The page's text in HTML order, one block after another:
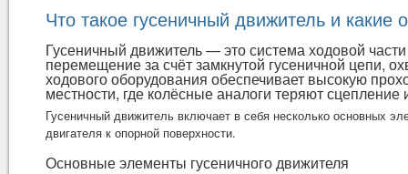
Что такое гусеничный движитель и какие
Гусеничный движитель — это система ходовой
перемещение за счёт замкнутой гусеничной цепи,
ходового оборудования обеспечивает высокую
местности, где колёсные аналоги теряют
Гусеничный движитель включает в себя несколько основных
двигателя к опорной поверхности.
Основные элементы гусеничного движителя